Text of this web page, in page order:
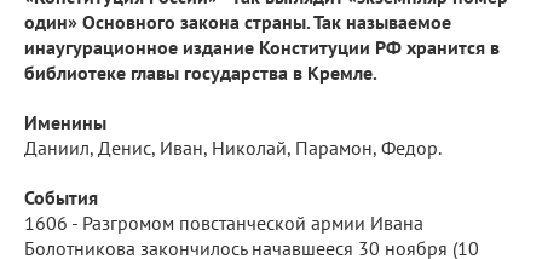
один» Основного закона страны. Так называемое
инаугурационное издание Конституции РФ хранится в
библиотеке главы государства в Кремле.
Именины
Даниил, Денис, Иван, Николай, Парамон, Федор.
События
1606 - Разгромом повстанческой армии Ивана
Болотникова закончилось начавшееся 30 ноября (10